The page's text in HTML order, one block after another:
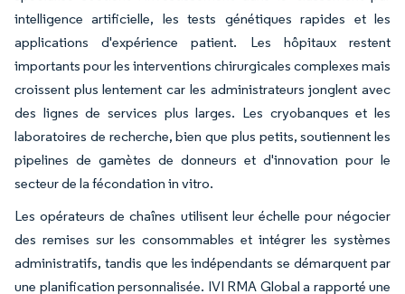
intelligence artificielle, les tests génétiques rapides et les
applications d'expérience patient. Les hôpitaux restent
importants pour les interventions chirurgicales complexes mais
croissent plus lentement car les administrateurs jonglent avec
des lignes de services plus larges. Les cryobanques et les
laboratoires de recherche, bien que plus petits, soutiennent les
pipelines de gamètes de donneurs et d'innovation pour le
secteur de la fécondation in vitro.
Les opérateurs de chaînes utilisent leur échelle pour négocier
des remises sur les consommables et intégrer les systèmes
administratifs, tandis que les indépendants se démarquent par
une planification personnalisée. IVI RMA Global a rapporté une